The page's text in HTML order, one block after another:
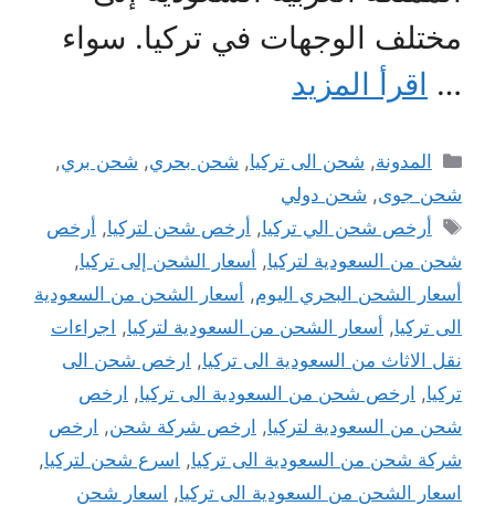
مختلف الوجهات في تركيا. سواء
… اقرأ المزيد
التصنيفات
المدونة, شحن الى تركيا, شحن بحري, شحن بري,
شحن جوى, شحن دولي
الوسوم
أرخص شحن الي تركيا, أرخص شحن لتركيا, أرخص
شحن من السعودية لتركيا, أسعار الشحن إلى تركيا,
أسعار الشحن البحري اليوم, أسعار الشحن من السعودية
الى تركيا, أسعار الشحن من السعودية لتركيا, اجراءات
نقل الاثاث من السعودية الى تركيا, ارخص شحن الى
تركيا, ارخص شحن من السعودية الى تركيا, ارخص
شحن من السعودية لتركيا, ارخص شركة شحن, ارخص
شركة شحن من السعودية الى تركيا, اسرع شحن لتركيا,
اسعار الشحن من السعودية الى تركيا, اسعار شحن